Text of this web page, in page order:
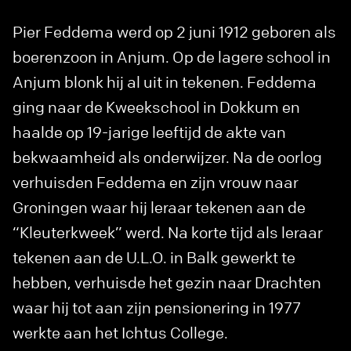
Pier Feddema werd op 2 juni 1912 geboren als
boerenzoon in Anjum. Op de lagere school in
Anjum blonk hij al uit in tekenen. Feddema
ging naar de Kweekschool in Dokkum en
haalde op 19-jarige leeftijd de akte van
bekwaamheid als onderwijzer. Na de oorlog
verhuisden Feddema en zijn vrouw naar
Groningen waar hij leraar tekenen aan de
“Kleuterkweek” werd. Na korte tijd als leraar
tekenen aan de U.L.O. in Balk gewerkt te
hebben, verhuisde het gezin naar Drachten
waar hij tot aan zijn pensionering in 1977
werkte aan het Ichtus College.